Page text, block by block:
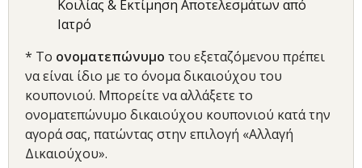
Κοιλίας & Εκτίμηση Αποτελεσμάτων από
Ιατρό
* Το ονοματεπώνυμο του εξεταζόμενου πρέπει
να είναι ίδιο με το όνομα δικαιούχου του
κουπονιού. Μπορείτε να αλλάξετε το
ονοματεπώνυμο δικαιούχου κουπονιού κατά την
αγορά σας, πατώντας στην επιλογή «Αλλαγή
Δικαιούχου».